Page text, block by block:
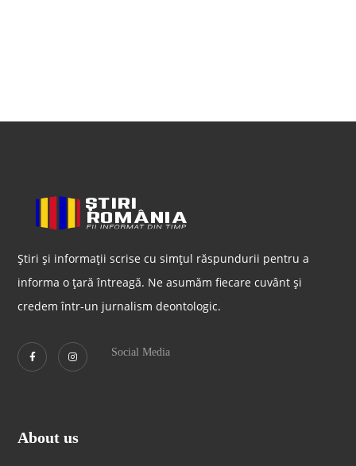
Știri și informații scrise cu simțul răspundurii pentru a
informa o țară întreagă. Ne asumăm fiecare cuvânt și
credem într-un jurnalism deontologic.
Social Media
About us